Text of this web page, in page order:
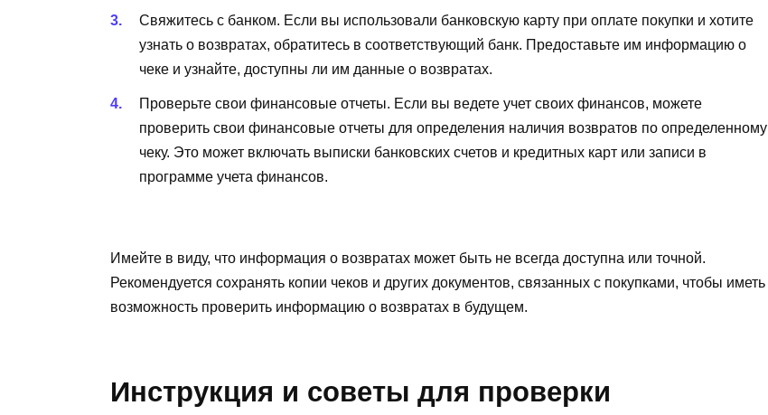
Свяжитесь с банком. Если вы использовали банковскую карту при оплате покупки и хотите
узнать о возвратах, обратитесь в соответствующий банк. Предоставьте им информацию о
чеке и узнайте, доступны ли им данные о возвратах.
Проверьте свои финансовые отчеты. Если вы ведете учет своих финансов, можете
проверить свои финансовые отчеты для определения наличия возвратов по определенному
чеку. Это может включать выписки банковских счетов и кредитных карт или записи в
программе учета финансов.
Имейте в виду, что информация о возвратах может быть не всегда доступна или точной.
Рекомендуется сохранять копии чеков и других документов, связанных с покупками, чтобы иметь
возможность проверить информацию о возвратах в будущем.
Инструкция и советы для проверки